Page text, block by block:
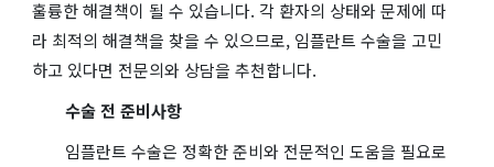
훌륭한 해결책이 될 수 있습니다. 각 환자의 상태와 문제에 따
라 최적의 해결책을 찾을 수 있으므로, 임플란트 수술을 고민
하고 있다면 전문의와 상담을 추천합니다.
수술 전 준비사항
임플란트 수술은 정확한 준비와 전문적인 도움을 필요로